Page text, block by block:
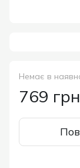
Немає в
769 грн